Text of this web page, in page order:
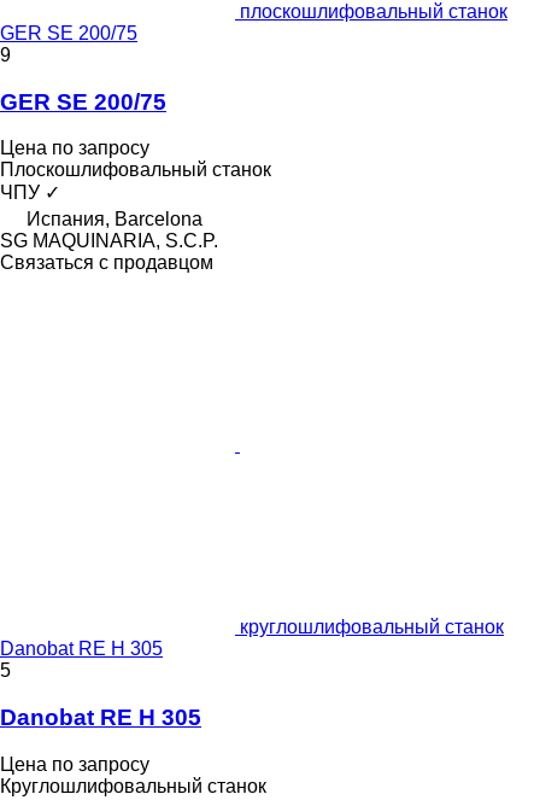
плоскошлифовальный станок
GER SE 200/75
9
GER SE 200/75
Цена по запросу
Плоскошлифовальный станок
ЧПУ ✓
Испания, Barcelona
SG MAQUINARIA, S.C.P.
Связаться с продавцом
круглошлифовальный станок
Danobat RE H 305
5
Danobat RE H 305
Цена по запросу
Круглошлифовальный станок